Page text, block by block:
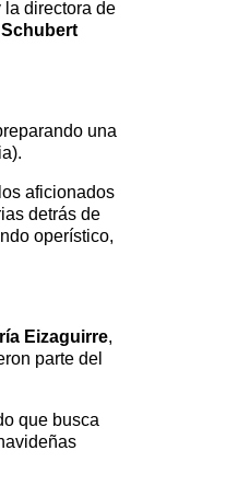
la directora de
Schubert
una
aficionados
detrás de
operístico,
Eizaguirre,
parte del
que busca